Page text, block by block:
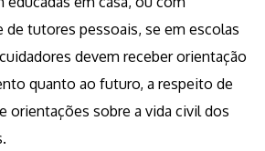
de tutores pessoais, se em escolas
devem receber orientação
quanto ao futuro, a respeito de
orientações sobre a vida civil dos